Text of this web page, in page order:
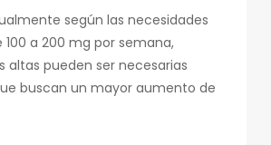
según las necesidades
a 200 mg por semana,
altas pueden ser necesarias
buscan un mayor aumento de